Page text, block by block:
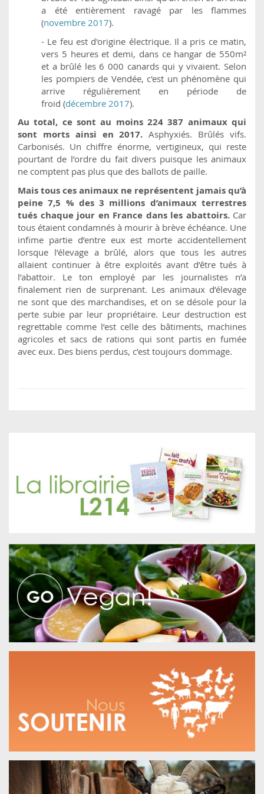
a été entièrement ravagé par les flammes
(novembre 2017).
- Le feu est d'origine électrique. Il a pris ce matin,
vers 5 heures et demi, dans ce hangar de 550m²
et a brûlé les 6 000 canards qui y vivaient. Selon
les pompiers de Vendée, c'est un phénomène qui
arrive régulièrement en période de
froid (décembre 2017).
Au total, ce sont au moins 224 387 animaux qui
sont morts ainsi en 2017. Asphyxiés. Brûlés vifs.
Carbonisés. Un chiffre énorme, vertigineux, qui reste
pourtant de l’ordre du fait divers puisque les animaux
ne comptent pas plus que des ballots de paille.
Mais tous ces animaux ne représentent jamais qu’à
peine 7,5 % des 3 millions d’animaux terrestres
tués chaque jour en France dans les abattoirs.Car
tous étaient condamnés à mourir à brève échéance. Une
infime partie d’entre eux est morte accidentellement
lorsque l’élevage a brûlé, alors que tous les autres
allaient continuer à être exploités avant d’être tués à
l’abattoir. Le ton employé par les journalistes n’a
finalement rien de surprenant. Les animaux d’élevage
ne sont que des marchandises, et on se désole pour la
perte subie par leur propriétaire. Leur destruction est
regrettable comme l’est celle des bâtiments, machines
agricoles et sacs de rations qui sont partis en fumée
avec eux. Des biens perdus, c’est toujours dommage.